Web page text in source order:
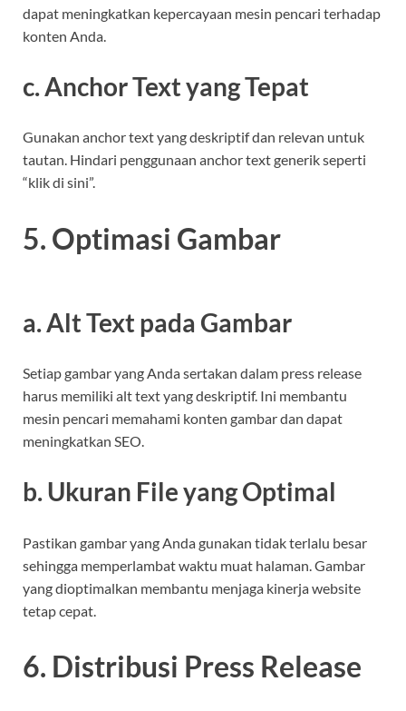
dapat meningkatkan kepercayaan mesin pencari terhadap
konten Anda.
c. Anchor Text yang Tepat
Gunakan anchor text yang deskriptif dan relevan untuk
tautan. Hindari penggunaan anchor text generik seperti
“klik di sini”.
5. Optimasi Gambar
a. Alt Text pada Gambar
Setiap gambar yang Anda sertakan dalam press release
harus memiliki alt text yang deskriptif. Ini membantu
mesin pencari memahami konten gambar dan dapat
meningkatkan SEO.
b. Ukuran File yang Optimal
Pastikan gambar yang Anda gunakan tidak terlalu besar
sehingga memperlambat waktu muat halaman. Gambar
yang dioptimalkan membantu menjaga kinerja website
tetap cepat.
6. Distribusi Press Release